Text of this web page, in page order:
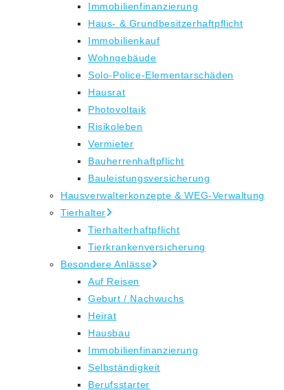
Immobilienfinanzierung
Haus- & Grundbesitzerhaftpflicht
Immobilienkauf
Wohngebäude
Solo-Police-Elementarschäden
Hausrat
Photovoltaik
Risikoleben
Vermieter
Bauherrenhaftpflicht
Bauleistungsversicherung
Hausverwalterkonzepte & WEG-Verwaltung
Tierhalter
Tierhalterhaftpflicht
Tierkrankenversicherung
Besondere Anlässe
Auf Reisen
Geburt / Nachwuchs
Heirat
Hausbau
Immobilienfinanzierung
Selbständigkeit
Berufsstarter